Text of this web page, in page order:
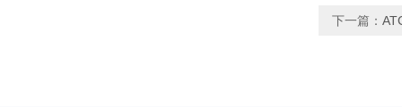
下一篇：